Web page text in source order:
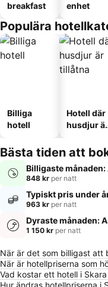
breakfast
enhet
Populära
Billiga
hotell
Hotell där
husdjur är
Bästa tiden att
Billigaste månaden:
848 kr per natt
Typiskt pris under
963 kr per natt
Dyraste månaden:
1 150 kr per natt
Vanliga frågor om
När är det som billigast att
När är hotellpriserna som
Vad kostar ett hotell i
Hur ändras hotellpriserna i